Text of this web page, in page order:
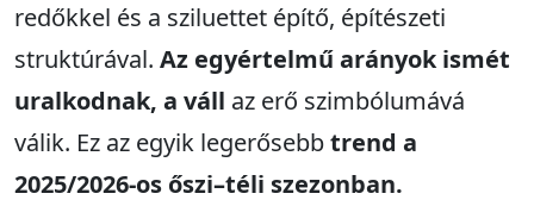
redőkkel és a sziluettet építő, építészeti
struktúrával. Az egyértelmű arányok ismét
uralkodnak, a váll az erő szimbólumává
válik. Ez az egyik legerősebbtrend a
2025/2026-os őszi–téli szezonban.